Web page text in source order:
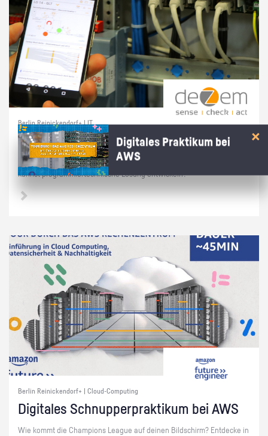
Berlin Reinickendorf+ | IT
Prak­ti­kum soft­ware­na­he Tech­nik
Du hast dich in­ten­siv mit Linux/Raspber­ry Pi's/Py­thon be­schäf­tigt und
kannst pro­gram­mier­tech­ni­sche Lö­sung ent­wi­ckeln?
Berlin Reinickendorf+ | Cloud-Computing
Di­gi­ta­les Schnup­per­prak­ti­kum bei AWS
Wie kommt die Cham­pi­ons Le­ague auf dei­nen Bild­schirm? Ent­de­cke in
Digitales Praktikum bei
AWS